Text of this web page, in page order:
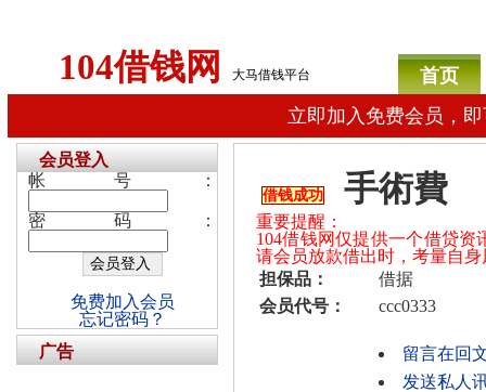
104借钱网 大马借钱平台
首页
立即加入免费会员，
借钱成功 手術費
重要提醒：
104借钱网仅提供一个借贷
请会员放款借出时，考量自
担保品：
借据
会员代号：
ccc0333
留言在回
发送私人
会员登入
帐号：
密码：
免费加入会员
忘记密码？
广告